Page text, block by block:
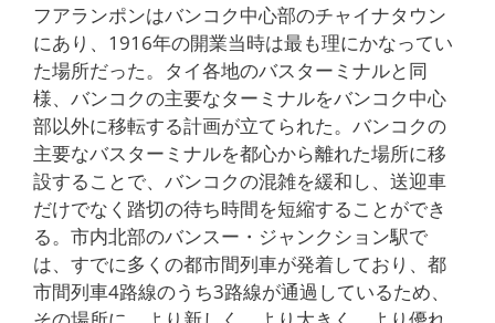
フアランポンはバンコク中心部のチャイナタウン
にあり、1916年の開業当時は最も理にかなってい
た場所だった。タイ各地のバスターミナルと同
様、バンコクの主要なターミナルをバンコク中心
部以外に移転する計画が立てられた。バンコクの
主要なバスターミナルを都心から離れた場所に移
設することで、バンコクの混雑を緩和し、送迎車
だけでなく踏切の待ち時間を短縮することができ
る。市内北部のバンスー・ジャンクション駅で
は、すでに多くの都市間列車が発着しており、都
市間列車4路線のうち3路線が通過しているため、